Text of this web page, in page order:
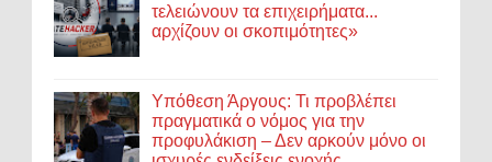
τελειώνουν τα επιχειρήματα...
αρχίζουν οι σκοπιμότητες»
Υπόθεση Άργους: Τι προβλέπει
πραγματικά ο νόμος για την
προφυλάκιση – Δεν αρκούν μόνο οι